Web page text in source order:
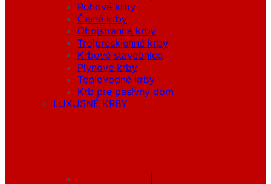
Rohové krby
Čelné krby
Obojstranné krby
Trojpresklenné krby
Krbové stavebnice
Plynové krby
Teplovodné krby
Krb pre pasívny dom
LUXUSNÉ KRBY